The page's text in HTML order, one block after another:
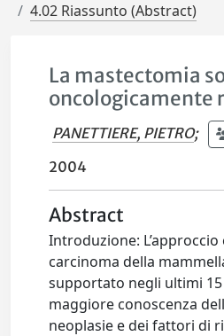
4.02 Riassunto (Abstract)
La mastectomia
oncologicamente
PANETTIERE, PIETRO;
2004
Abstract
Introduzione:
carcinoma della
supportato negli ultimi
maggiore conoscenza
neoplasie e dei fattori di